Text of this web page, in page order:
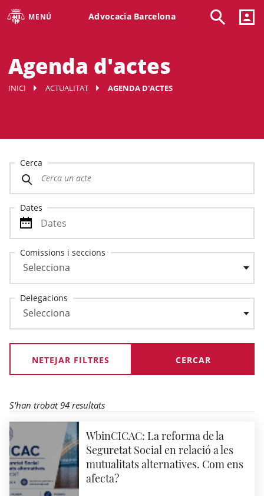
MENÚ Advocacia Barcelona
Agenda d'actes
INICI ACTUALITAT AGENDA D'ACTES
Cerca
Dates
Comissions i seccions
Delegacions
NETEJAR FILTRES
S'han trobat 94 resultats
WbinCICAC: La reforma de la
Seguretat Social en relació a les
mutualitats alternatives. Com ens
afecta?